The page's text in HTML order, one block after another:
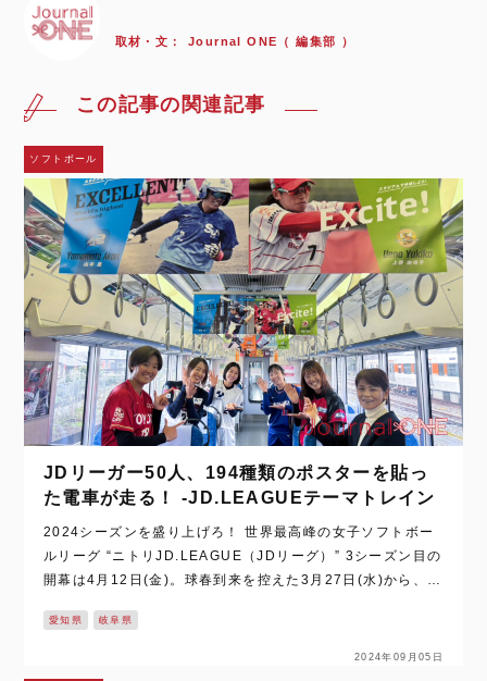
取材・文： Journal ONE（ 編集部 ）
この記事の関連記事
ソフトボール
JDリーガー50人、194種類のポスターを貼っ
た電車が走る！ -JD.LEAGUEテーマトレイン
2024シーズンを盛り上げろ！ 世界最高峰の女子ソフトボー
ルリーグ “ニトリJD.LEAGUE（JDリーグ）” 3シーズン目の
開幕は4月12日(金)。球春到来を控えた3月27日(水)から、運
愛知県 岐阜県
2024年09月05日